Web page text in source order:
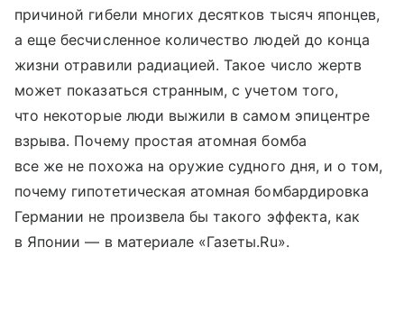
причиной гибели многих десятков тысяч японцев,
а еще бесчисленное количество людей до конца
жизни отравили радиацией. Такое число жертв
может показаться странным, с учетом того,
что некоторые люди выжили в самом эпицентре
взрыва. Почему простая атомная бомба
все же не похожа на оружие судного дня, и о том,
почему гипотетическая атомная бомбардировка
Германии не произвела бы такого эффекта, как
в Японии — в материале «Газеты.Ru».